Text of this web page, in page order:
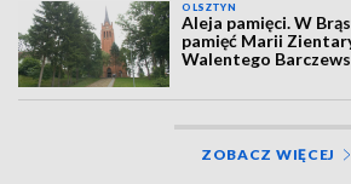
OLSZTYN
Aleja pamięci. W
pamięć Marii
Walentego
ZOBACZ WIĘCEJ